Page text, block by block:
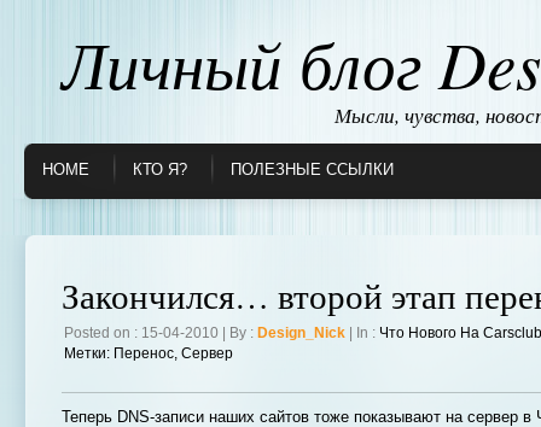
Личный блог
Мысли, чувства,
HOME КТО Я? ПОЛЕЗНЫЕ ССЫЛКИ
Закончился… второй этап
Posted on : 15-04-2010 | By : Design_Nick | In : Что Нового На
Метки: Перенос, Сервер
Теперь DNS-записи наших сайтов тоже показывают на сервер в